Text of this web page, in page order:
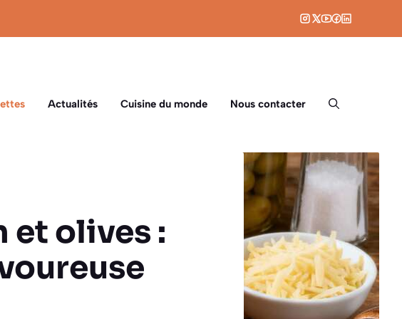
Actualités Cuisine du monde Nous contacter
et olives :